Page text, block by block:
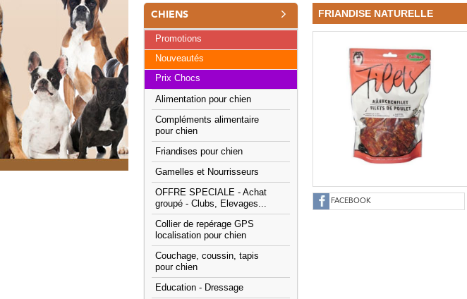
CHIENS
Promotions
Nouveautés
Prix Chocs
Alimentation pour chien
Compléments alimentaire
pour chien
Friandises pour chien
Gamelles et Nourrisseurs
OFFRE SPECIALE - Achat
groupé - Clubs, Elevages...
Collier de repérage GPS
localisation pour chien
Couchage, coussin, tapis
pour chien
Education - Dressage
FRIANDISE NATURELLE
FACEBOOK